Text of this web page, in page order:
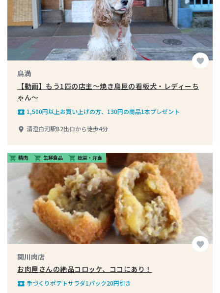
favorite
鳥満
【動画】もう1匹の店主～焼き鳥屋の看板犬・レディーち
ゃん～
local_play 1,500円以上お買い上げの方、130円の商品1本プレゼント
place 清澄白河駅B2出口から徒歩4分
shopping_cart 精肉 shopping_cart 生鮮食品 shopping_cart 総菜・弁当
favorite
関川肉店
お肉屋さんの絶品コロッケ、ココにあり！
local_play 手づくりポテトサラダ1パック20円引き